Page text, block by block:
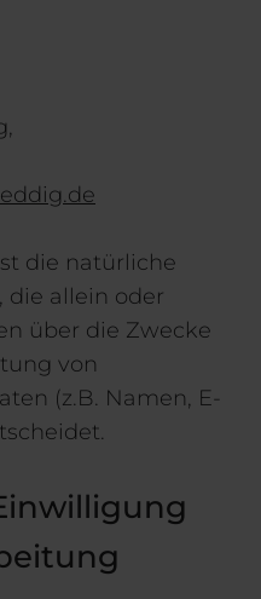
die natürliche
die allein oder
über die Zwecke
von
(z.B. Namen, E-